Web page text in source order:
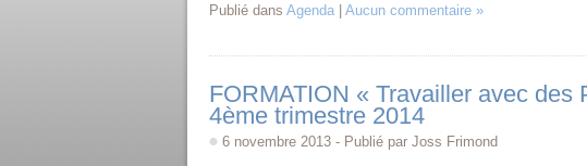
Publié dans Agenda Aucun commentaire »
FORMATION « Travailler avec des
4ème trimestre 2014
6 novembre 2013 - Publié par Joss Frimond